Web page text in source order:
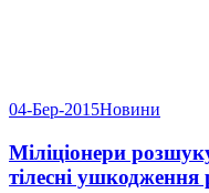
04-Бер-2015Новини
Міліціонери
тілесні ушкодження